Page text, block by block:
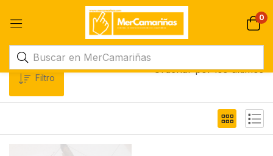
0
Filtro
Ordenar por los últimos